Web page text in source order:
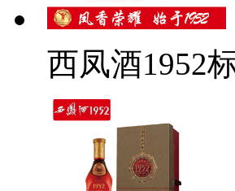
西凤酒1952